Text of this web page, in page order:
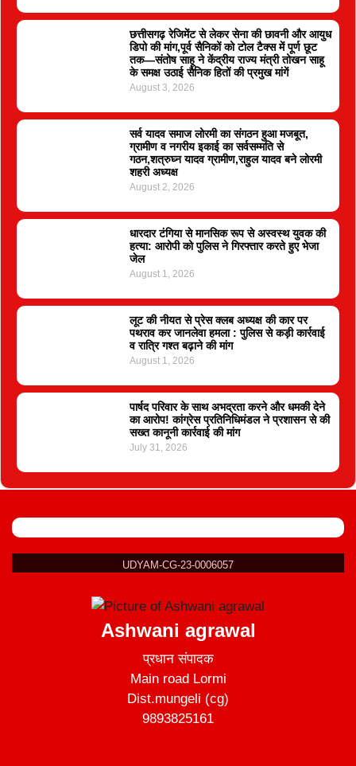
छत्तीसगढ़ रेजिमेंट से लेकर सेना की छावनी और आयुध
डिपो की मांग,पूर्व सैनिकों को टोल टैक्स में पूर्ण छूट
तक—संतोष साहू ने केंद्रीय राज्य मंत्री तोखन साहू
के समक्ष उठाई सैनिक हितों की प्रमुख मांगें
August 3, 2026
सर्व यादव समाज लोरमी का संगठन हुआ मजबूत,
ग्रामीण व नगरीय इकाई का सर्वसम्मति से
गठन,शत्रुघ्न यादव ग्रामीण,राहुल यादव बने लोरमी
शहरी अध्यक्ष
August 2, 2026
धारदार टंगिया से मानसिक रूप से अस्वस्थ युवक की
हत्या: आरोपी को पुलिस ने गिरफ्तार करते हुए भेजा
जेल
August 1, 2026
लूट की नीयत से प्रेस क्लब अध्यक्ष की कार पर
पथराव कर जानलेवा हमला : पुलिस से कड़ी कार्रवाई
व रात्रि गश्त बढ़ाने की मांग
August 1, 2026
पार्षद परिवार के साथ अभद्रता करने और धमकी देने
का आरोप! कांग्रेस प्रतिनिधिमंडल ने प्रशासन से की
सख्त कानूनी कार्रवाई की मांग
July 31, 2026
UDYAM-CG-23-0006057
Ashwani agrawal
प्रधान संपादक
Main road Lormi
Dist.mungeli (cg)
9893825161